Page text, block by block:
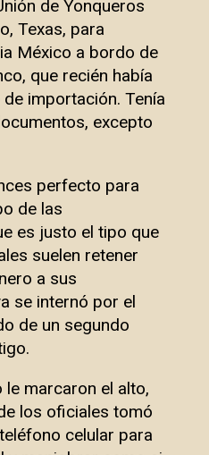
de Yonqueros
Texas, para
México a bordo de
que recién había
importación. Tenía
excepto
perfecto para
de las
es justo el tipo que
suelen retener
a sus
se internó por el
de un segundo
le marcaron el alto,
los oficiales tomó
celular para